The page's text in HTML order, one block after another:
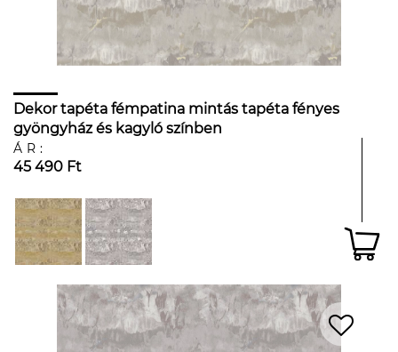
Dekor tapéta fémpatina mintás tapéta fényes
gyöngyház és kagyló színben
ÁR:
45 490 Ft